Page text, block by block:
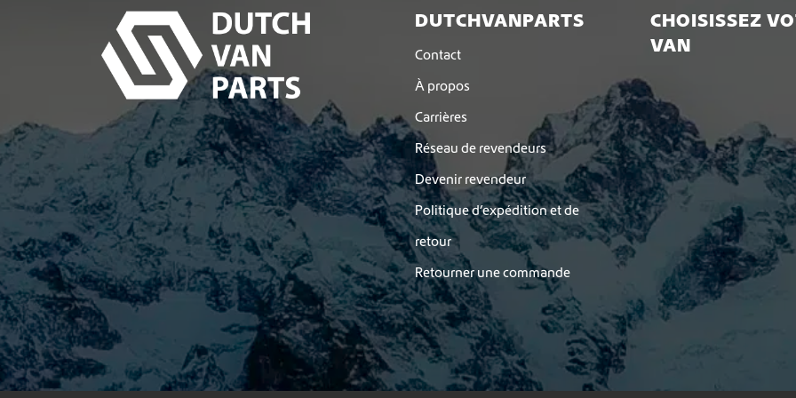
DUTCHVANPARTS
Contact
À propos
Carrières
Réseau de revendeurs
Devenir revendeur
Politique d’expédition et de
retour
Retourner une commande
CHOISISSEZ
VAN